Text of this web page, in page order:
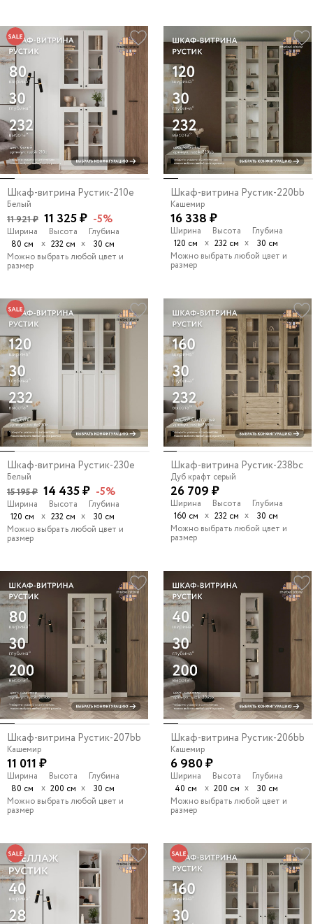
Шкаф-витрина Рустик-210e
Белый
11 921 ₽ 11 325 ₽ -5%
Ширина
80 см
х
Высота
232 см х
Глубина
30 см
Можно выбрать любой цвет и
размер
Шкаф-витрина Рустик-220bb
Кашемир
16 338 ₽
Ширина
120 см
х
Высота
232 см х
Глубина
30 см
Можно выбрать любой цвет и
размер
Шкаф-витрина Рустик-230e
Белый
15 195 ₽ 14 435 ₽ -5%
Ширина
120 см
х
Высота
232 см х
Глубина
30 см
Можно выбрать любой цвет и
размер
Шкаф-витрина Рустик-238bc
Дуб крафт серый
26 709 ₽
Ширина
160 см х
Высота
232 см х
Глубина
30 см
Можно выбрать любой цвет и
размер
Шкаф-витрина Рустик-207bb
Кашемир
11 011 ₽
Ширина
80 см
х
Высота
200 см х
Глубина
30 см
Можно выбрать любой цвет и
размер
Шкаф-витрина Рустик-206bb
Кашемир
6 980 ₽
Ширина
40 см
х
Высота
200 см х
Глубина
30 см
Можно выбрать любой цвет и
размер